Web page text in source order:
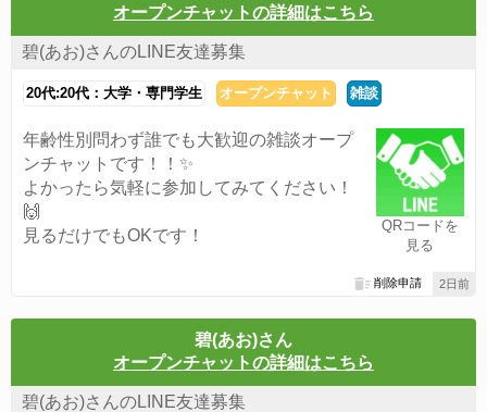
オープンチャットの詳細はこちら
碧(あお)さんのLINE友達募集
20代:20代：大学・専門学生 オープンチャット 雑談
QRコードを
見る
年齢性別問わず誰でも大歓迎の雑談オープ
ンチャットです！！✨
よかったら気軽に参加してみてください！
🙌
見るだけでもOKです！
2日前
削除申請
碧(あお)さん
オープンチャットの詳細はこちら
碧(あお)さんのLINE友達募集